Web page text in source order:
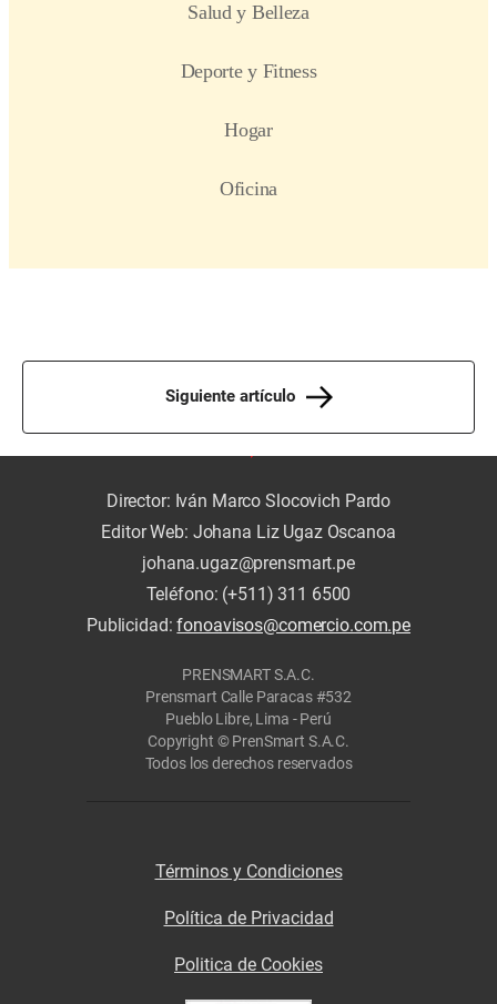
Siguiente artículo
Director: Iván Marco Slocovich Pardo
Editor Web: Johana Liz Ugaz Oscanoa
johana.ugaz@prensmart.pe
Teléfono: (+511) 311 6500
Publicidad:fonoavisos@comercio.com.pe
PRENSMART S.A.C.
Prensmart Calle Paracas #532
Pueblo Libre, Lima - Perú
Copyright © PrenSmart S.A.C.
Todos los derechos reservados
Términos y Condiciones
Política de Privacidad
Politica de Cookies